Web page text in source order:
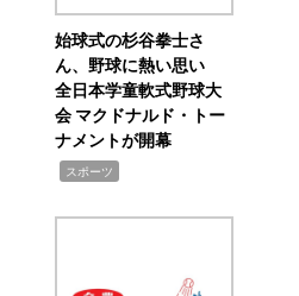
始球式の杉谷拳士さ
ん、野球に熱い思い
全日本学童軟式野球大
会 マクドナルド・トー
ナメントが開幕
スポーツ